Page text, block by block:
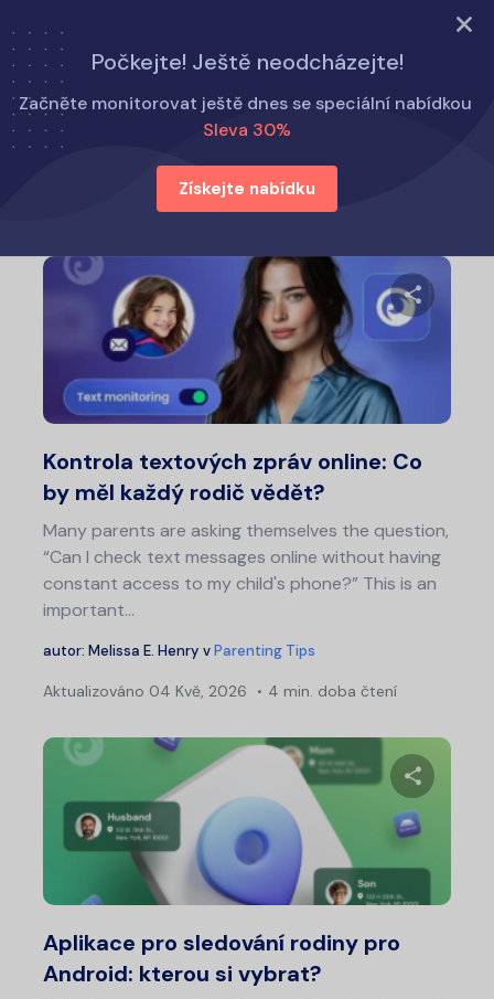
VYZKOUŠET NYNÍ
Počkejte! Ještě neodcházejte!
Začněte monitorovat ještě dnes se speciální nabídkou
Sleva 30%
Získejte nabídku
Domů Tipy pro rodiče
Tipy pro rodiče
Sdílet
Kontrola textových zpráv online: Co
by měl každý rodič vědět?
Many parents are asking themselves the question,
“Can I check text messages online without having
constant access to my child's phone?” This is an
important…
autor: Melissa E. Henry vParenting Tips
Aktualizováno 04 Kvě, 2026 4 min. doba čtení
Sdílet
Aplikace pro sledování rodiny pro
Android: kterou si vybrat?